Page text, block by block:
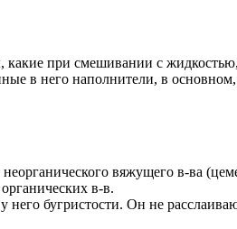
при смешивании с жидкостью,
в него наполнители, в
вяжущего в-ва
в-в.
бугристости. Он не